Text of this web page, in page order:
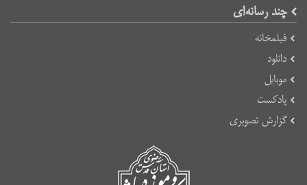
چند رسانه‌ای
فیلمخانه
دانلود
موبایل
پادکست
گزارش تصویری